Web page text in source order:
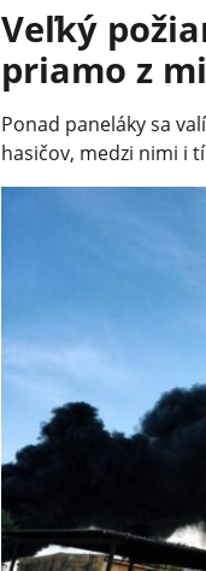
Veľký
priamo z
Ponad paneláky sa
hasičov, medzi nimi i